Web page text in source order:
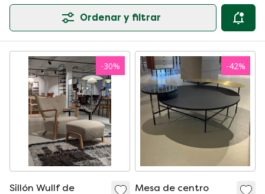
Ordenar y filtrar
-30%
Sillón Wullf de
-42%
Mesa de centro